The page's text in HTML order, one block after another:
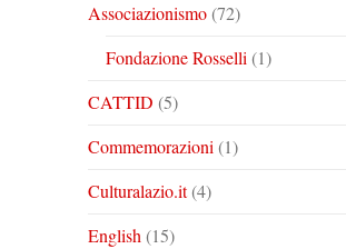
Associazionismo(72)
Fondazione Rosselli (1)
CATTID (5)
Commemorazioni (1)
Culturalazio.it(4)
English (15)